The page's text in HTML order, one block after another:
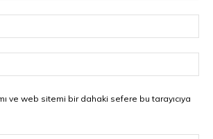
ve web sitemi bir dahaki sefere bu tarayıcıya